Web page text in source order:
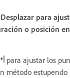
para
o posición
para ajustar los
método